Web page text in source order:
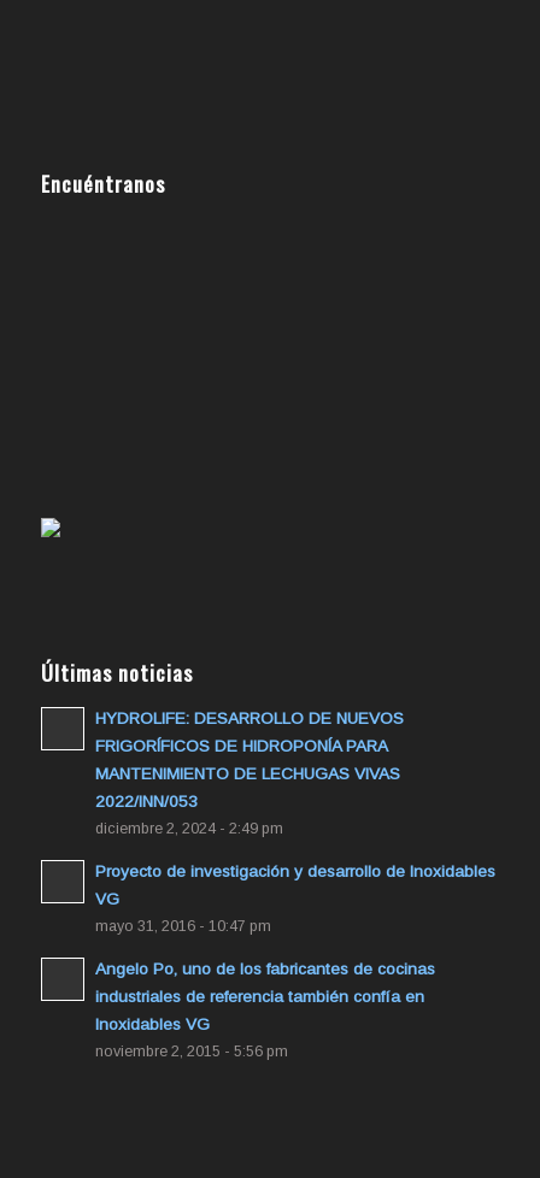
Encuéntranos
Últimas noticias
HYDROLIFE: DESARROLLO DE NUEVOS
FRIGORÍFICOS DE HIDROPONÍA PARA
MANTENIMIENTO DE LECHUGAS VIVAS
2022/INN/053
diciembre 2, 2024 - 2:49 pm
Proyecto de investigación y desarrollo de Inoxidables
VG
mayo 31, 2016 - 10:47 pm
Angelo Po, uno de los fabricantes de cocinas
industriales de referencia también confía en
Inoxidables VG
noviembre 2, 2015 - 5:56 pm